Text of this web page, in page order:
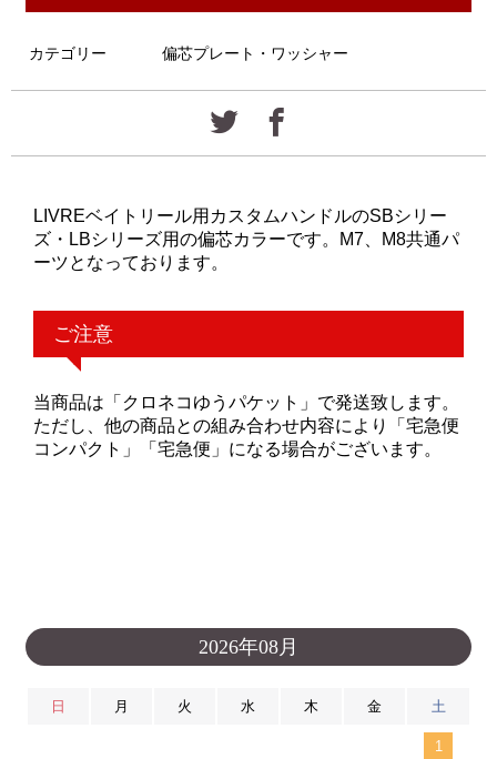
カテゴリー 偏芯プレート・ワッシャー
LIVREベイトリール用カスタムハンドルのSBシリー
ズ・LBシリーズ用の偏芯カラーです。M7、M8共通パ
ーツとなっております。
ご注意
当商品は「クロネコゆうパケット」で発送致します。
ただし、他の商品との組み合わせ内容により「宅急便
コンパクト」「宅急便」になる場合がございます。
2026年08月
日 月 火 水 木 金 土
1